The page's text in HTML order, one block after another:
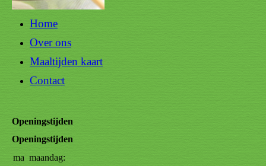
Home
Over ons
Maaltijden kaart
Contact
Openingstijden
Openingstijden
ma maandag: